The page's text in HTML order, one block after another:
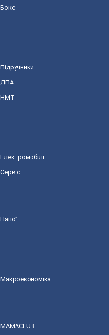
Бокс
Підручники
ДПА
НМТ
Електромобілі
Сервіс
Напої
Макроекономіка
MAMACLUB